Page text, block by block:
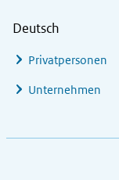
Deutsch
Privatpersonen
Unternehmen